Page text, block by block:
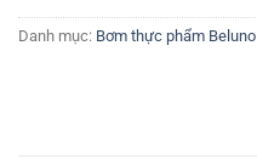
Danh mục: Bơm thực phẩm Beluno